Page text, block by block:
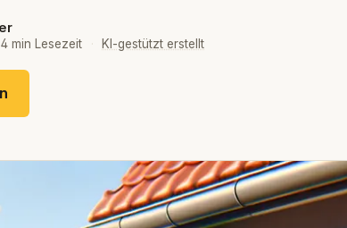
4 min Lesezeit · KI-gestützt erstellt